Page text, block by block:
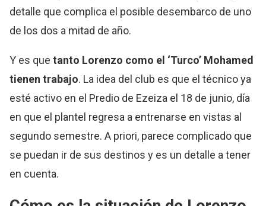
detalle que complica el posible desembarco de uno
de los dos a mitad de año.
Y es quetanto Lorenzo como el ‘Turco’ Mohamed
tienen trabajo. La idea del club es que el técnico ya
esté activo en el Predio de Ezeiza el 18 de junio, día
en que el plantel regresa a entrenarse en vistas al
segundo semestre. A priori, parece complicado que
se puedan ir de sus destinos y es un detalle a tener
en cuenta.